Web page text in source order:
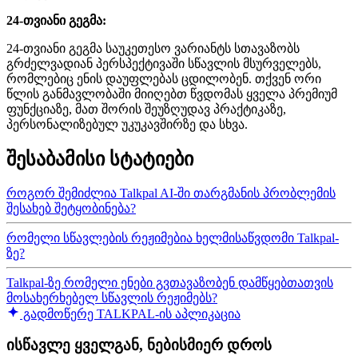
24-თვიანი გეგმა:
24-თვიანი გეგმა საუკეთესო ვარიანტს სთავაზობს
გრძელვადიან პერსპექტივაში სწავლის მსურველებს,
რომლებიც ენის დაუფლებას ცდილობენ. თქვენ ორი
წლის განმავლობაში მიიღებთ წვდომას ყველა პრემიუმ
ფუნქციაზე, მათ შორის შეუზღუდავ პრაქტიკაზე,
პერსონალიზებულ უკუკავშირზე და სხვა.
შესაბამისი სტატიები
როგორ შემიძლია Talkpal AI-ში თარგმანის პრობლემის
შესახებ შეტყობინება?
რომელი სწავლების რეჟიმებია ხელმისაწვდომი Talkpal-
ზე?
Talkpal-ზე რომელი ენები გვთავაზობენ დამწყებთათვის
მოსახერხებელ სწავლის რეჟიმებს?
გადმოწერე TALKPAL-ის აპლიკაცია
ისწავლე ყველგან, ნებისმიერ დროს